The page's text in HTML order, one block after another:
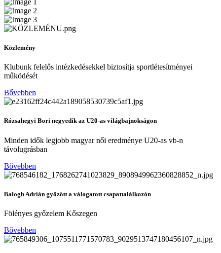
Közlemény
Klubunk felelős intézkedésekkel biztosítja sportlétesítményei
működését
Bővebben
Rózsahegyi Bori negyedik az U20-as világbajnokságon
Minden idők legjobb magyar női eredménye U20-as vb-n
távolugrásban
Bővebben
Balogh Adrián győzött a válogatott csapattalálkozón
Fölényes győzelem Kőszegen
Bővebben